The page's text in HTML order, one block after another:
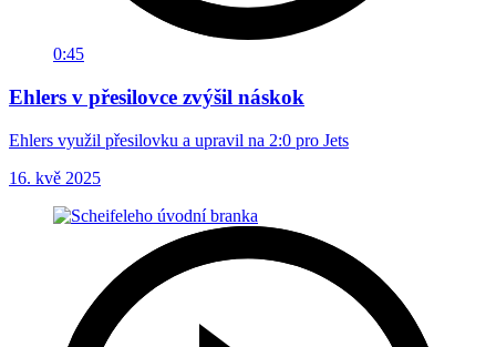
0:45
Ehlers v přesilovce zvýšil náskok
Ehlers využil přesilovku a upravil na 2:0 pro Jets
16. kvě 2025